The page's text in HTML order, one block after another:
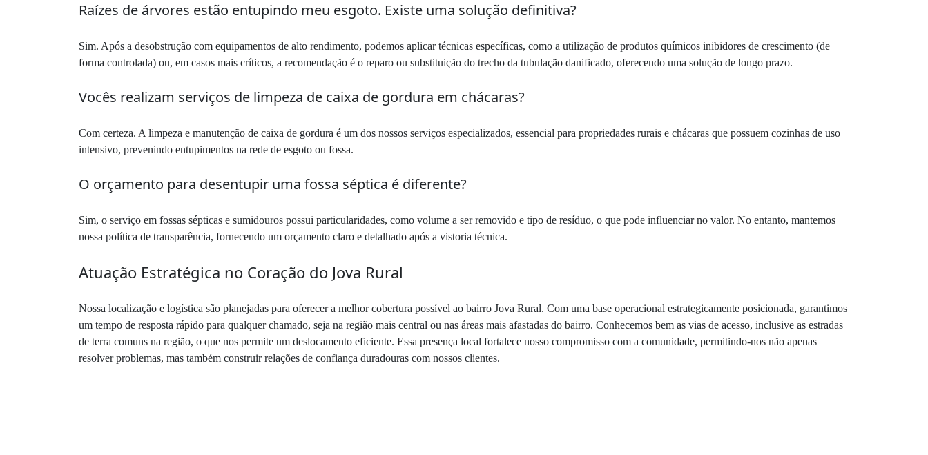
Raízes de árvores estão entupindo meu esgoto. Existe uma solução definitiva?
Sim. Após a desobstrução com equipamentos de alto rendimento, podemos aplicar técnicas específicas, como a utilização de produtos químicos inibidores de crescimento (de
forma controlada) ou, em casos mais críticos, a recomendação é o reparo ou substituição do trecho da tubulação danificado, oferecendo uma solução de longo prazo.
Vocês realizam serviços de limpeza de caixa de gordura em chácaras?
Com certeza. A limpeza e manutenção de caixa de gordura é um dos nossos serviços especializados, essencial para propriedades rurais e chácaras que possuem cozinhas de uso
intensivo, prevenindo entupimentos na rede de esgoto ou fossa.
O orçamento para desentupir uma fossa séptica é diferente?
Sim, o serviço em fossas sépticas e sumidouros possui particularidades, como volume a ser removido e tipo de resíduo, o que pode influenciar no valor. No entanto, mantemos
nossa política de transparência, fornecendo um orçamento claro e detalhado após a vistoria técnica.
Atuação Estratégica no Coração do Jova Rural
Nossa localização e logística são planejadas para oferecer a melhor cobertura possível ao bairro Jova Rural. Com uma base operacional estrategicamente posicionada, garantimos
um tempo de resposta rápido para qualquer chamado, seja na região mais central ou nas áreas mais afastadas do bairro. Conhecemos bem as vias de acesso, inclusive as estradas
de terra comuns na região, o que nos permite um deslocamento eficiente. Essa presença local fortalece nosso compromisso com a comunidade, permitindo-nos não apenas
resolver problemas, mas também construir relações de confiança duradouras com nossos clientes.